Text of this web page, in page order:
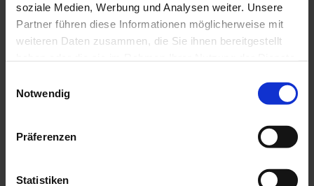
soziale Medien, Werbung und Analysen weiter. Unsere
Partner führen diese Informationen möglicherweise mit
weiteren Daten zusammen, die Sie ihnen bereitgestellt
Notwendig
Präferenzen
Statistiken
Praxiswissen und Behandlung
Alterszahnheilkunde
Behandlung bei ambulanter Vollnarkose
Behandlung von Asylbewerbern und
Geflüchteten
Behandlung von Patienten mit HIV, HBV oder
Hilfe für Opfer von Gewalt: Forensischer
Rauchentwöhnung: Teil der zahnärztlichen
Berufsrecht